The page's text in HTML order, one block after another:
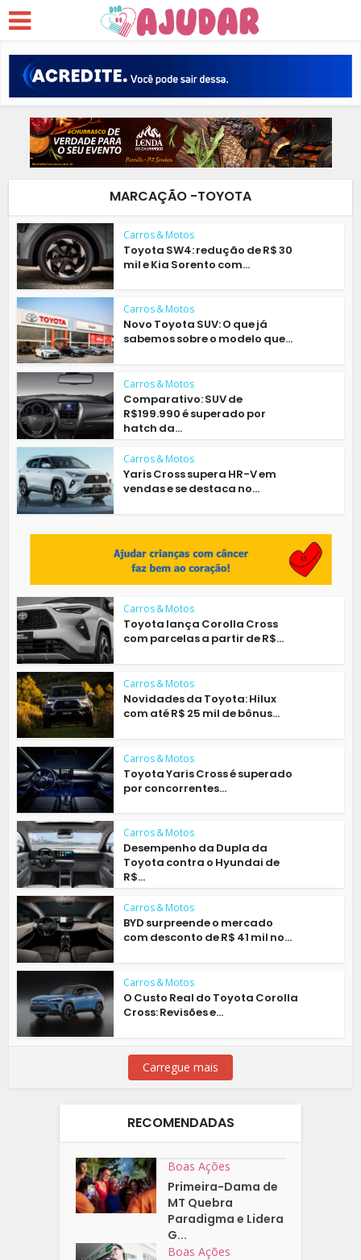
MARCAÇÃO -TOYOTA
Carros & Motos
Toyota SW4: redução de R$ 30
mil e Kia Sorento com...
Carros & Motos
Novo Toyota SUV: O que já
sabemos sobre o modelo que...
Carros & Motos
Comparativo: SUV de
R$199.990 é superado por
hatch da...
Carros & Motos
Yaris Cross supera HR-V em
vendas e se destaca no...
Carros & Motos
Toyota lança Corolla Cross
com parcelas a partir de R$...
Carros & Motos
Novidades da Toyota: Hilux
com até R$ 25 mil de bônus...
Carros & Motos
Toyota Yaris Cross é superado
por concorrentes...
Carros & Motos
Desempenho da Dupla da
Toyota contra o Hyundai de
R$...
Carros & Motos
BYD surpreende o mercado
com desconto de R$ 41 mil no...
Carros & Motos
O Custo Real do Toyota Corolla
Cross: Revisões e...
Carregue mais
RECOMENDADAS
Boas Ações
Primeira-Dama de
MT Quebra
Paradigma e Lidera
G...
Boas Ações